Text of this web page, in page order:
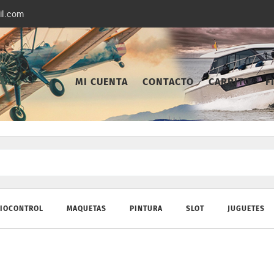
MI CUENTA CONTACTO CARRITO
MAQUETAS PINTURA SLOT JUGUETES